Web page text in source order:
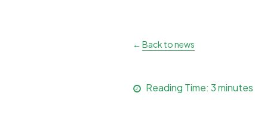
←Back to news
Reading Time: 3 minutes